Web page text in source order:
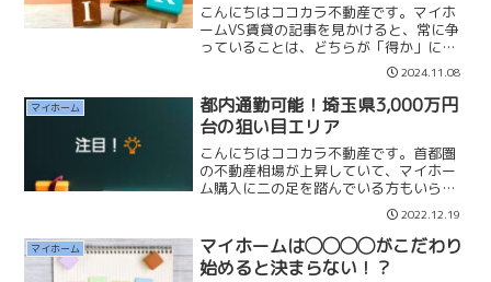
こんにちはココカラ不動産です。マイホ
ームVS賃貸の記事を見かけると、常に争
っていることは、どちらが「得か」につ
いてです。記事を読むと薄っぺらな内容
で意見の対立をさせています。私は住ま
いについて考えなければいけないこと
は、「どちらが得かより、...
2024.11.08
マイホーム
都内通勤可能！埼玉県3,000万円
台の狙い目エリア
こんにちはココカラ不動産です。首都圏
の不動産相場が上昇していて、マイホー
ム購入に二の足を踏んでいる方もいらっ
しゃると思います。都内の物件は築浅や
駅近なら5,000万円〜6,000万円以上は軽
く超えてくるのではないでしょうか？平
均年収の10倍...
2022.12.19
マイホーム
マイホームは◯◯◯◯がこだわり
始めると決まらない！？